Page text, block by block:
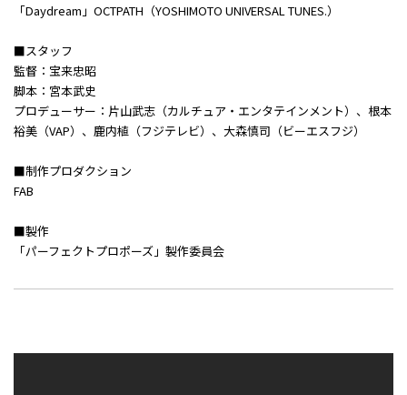
「Daydream」OCTPATH（YOSHIMOTO UNIVERSAL TUNES.）
■スタッフ
監督：宝来忠昭
脚本：宮本武史
プロデューサー：片山武志（カルチュア・エンタテインメント）、根本
裕美（VAP）、鹿内植（フジテレビ）、大森慎司（ビーエスフジ）
■制作プロダクション
FAB
■製作
「パーフェクトプロポーズ」製作委員会